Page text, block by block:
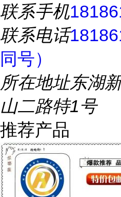
联系手机
联系电话
同号）
所在地址东湖
山二路特1号
推荐产品